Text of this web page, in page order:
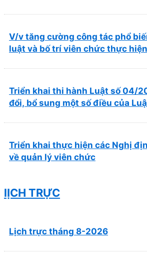
trong lĩnh vực y tế
V/v tăng cường công tác phổ
luật và bố trí viên chức thực
Triển khai thi hành Luật số 04/
đổi, bổ sung một số điều của
Triển khai thực hiện các Nghị
về quản lý viên chức
lỊCH TRỰC
Lịch trực tháng 8-2026